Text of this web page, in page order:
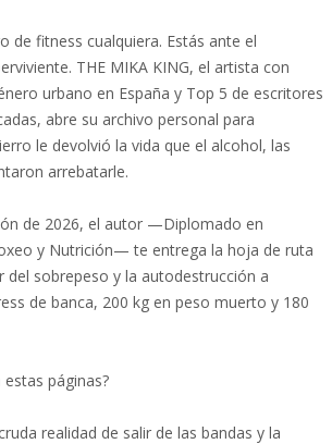
de fitness cualquiera. Estás ante el
THE MIKA KING, el artista con
urbano en España y Top 5 de escritores
abre su archivo personal para
le devolvió la vida que el alcohol, las
arrebatarle.
de 2026, el autor —Diplomado en
y Nutrición— te entrega la hoja de ruta
del sobrepeso y la autodestrucción a
de banca, 200 kg en peso muerto y 180
páginas?
realidad de salir de las bandas y la